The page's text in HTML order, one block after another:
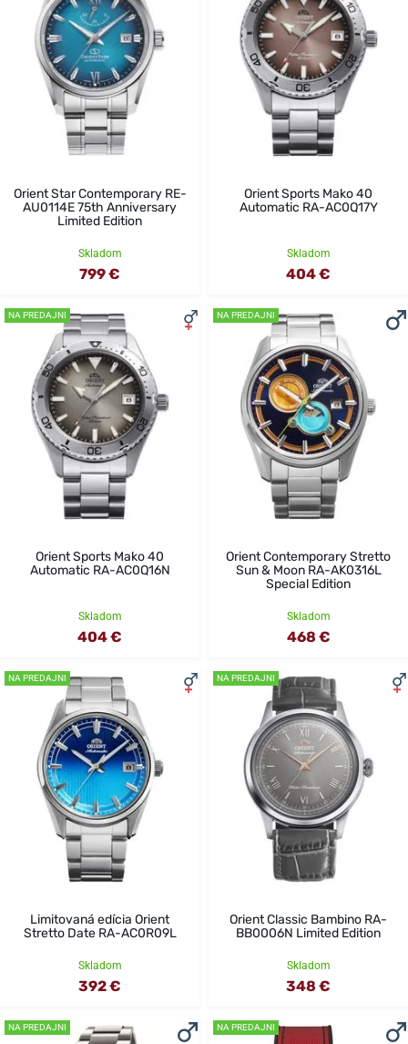
Orient Star Contemporary RE-
AU0114E 75th Anniversary
Limited Edition
Skladom
799 €
Orient Sports Mako 40
Automatic RA-AC0Q17Y
Skladom
404 €
NA PREDAJNI
Orient Sports Mako 40
Automatic RA-AC0Q16N
Skladom
404 €
NA PREDAJNI
Orient Contemporary Stretto
Sun & Moon RA-AK0316L
Special Edition
Skladom
468 €
NA PREDAJNI
Limitovaná edícia Orient
Stretto Date RA-AC0R09L
Skladom
392 €
NA PREDAJNI
Orient Classic Bambino RA-
BB0006N Limited Edition
Skladom
348 €
NA PREDAJNI NA PREDAJNI